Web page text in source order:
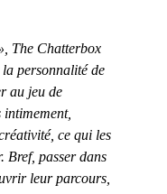
The Chatterbox
personnalité de
au jeu de
ce qui les
Bref, passer dans
leur parcours,